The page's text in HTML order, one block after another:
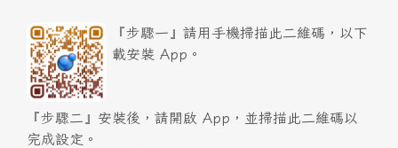
『步驟一』請用手機掃描此二維碼，以下
載安裝 App。
『步驟二』安裝後，請開啟 App，並掃描此二維碼以
完成設定。